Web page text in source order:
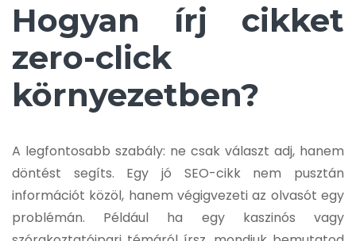
Hogyan írj cikket
zero-click
környezetben?
A legfontosabb szabály: ne csak választ adj, hanem
döntést segíts. Egy jó SEO-cikk nem pusztán
információt közöl, hanem végigvezeti az olvasót egy
problémán. Például ha egy kaszinós vagy